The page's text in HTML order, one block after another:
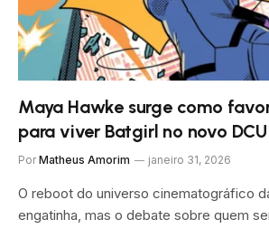
Maya Hawke surge como
para viver Batgirl no novo DCU
Por Matheus Amorim janeiro 31, 2026
O reboot do universo cinematográfico
engatinha, mas o debate sobre quem